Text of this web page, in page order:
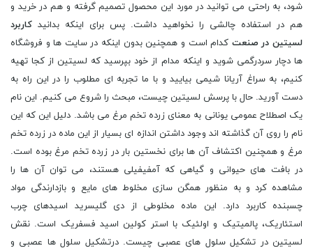
شود، به راحتی می توانید در مورد این محصول تصمیم گرفته و هم در خرید و
هم در استفاده چالشی را نخواهید داشت. پس برای اینکه بدانید کاربرد
لسیتین در صنعت کدام است و همچنین بدون اینکه در سایت ها و فروشگاه
ها دچار سردرگمی شوید و اینکه مدام از خود بپرسید که لسیتین از کجا تهیه
کنیم، به سراغ آریانا شیمی بیایید و با ما تجربه ای مطلوب را در این راه به
دست آورید. حال با پرسش لسیتین چیست، مبحث را شروع می کنیم. این نام
یک اصطلاح عمومی یونانی به معنای زرده تخم مرغ می باشد. دلیل این که این
نام را روی آن گذاشته اند وجود داشتن اندازه ای بسیار از این ماده در زرده تخم
مرغ و همچنین اکتشاف آن ها برای نخستین بار در زرده تخم مرغ بوده است.
در بافت های حیوانی و گیاهی که آمفیفیلی هستند، می توان آن ها را
مشاهده کرد و به منظور همگن سازی مخلوط های مایع و بازدارندگی مواد
چسبنده کاربرد دارد. این ماده مخلوطی از دی گلیسرید اسیدهای چرب
استئاریک، پالمیتیک و اولئیک با استر کولین اسید فسفریک است. نقش
لسیتین در تشکیل سلول های عصبی چیست. درتشکیل سلول ها عصبی و